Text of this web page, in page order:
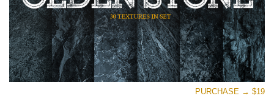
Entire Collection
(1783 Overlays)
Large 6000*4000px
تنزيل مجاني PURCHASE → $19